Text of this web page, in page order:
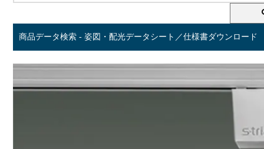
商品データ検索 - 姿図・配光データシート／仕様書ダウンロード